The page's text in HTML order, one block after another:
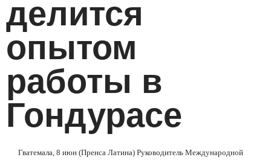
делится
опытом
работы в
Гондурасе
Гватемала, 8 июн (Пренса Латина) Руководитель Международной